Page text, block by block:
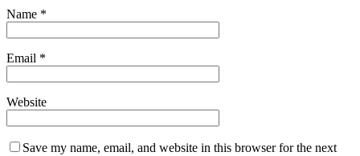
Name *
Email *
Website
Save my name, email, and website in this browser for the next